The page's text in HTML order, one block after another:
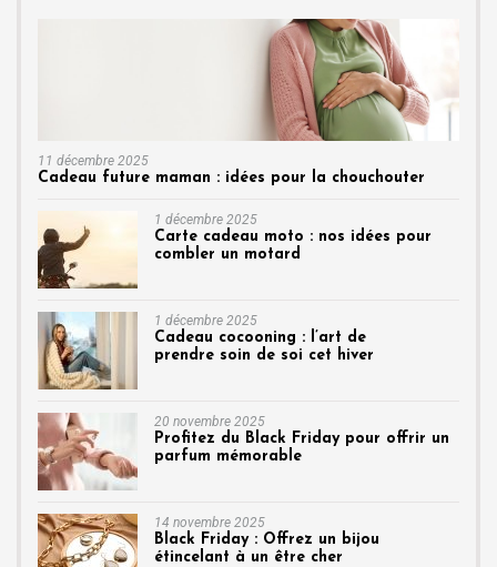
11 décembre 2025
Cadeau future maman : idées pour la chouchouter
1 décembre 2025
Carte cadeau moto : nos idées pour
combler un motard
1 décembre 2025
Cadeau cocooning : l’art de
prendre soin de soi cet hiver
20 novembre 2025
Profitez du Black Friday pour offrir un
parfum mémorable
14 novembre 2025
Black Friday : Offrez un bijou
étincelant à un être cher